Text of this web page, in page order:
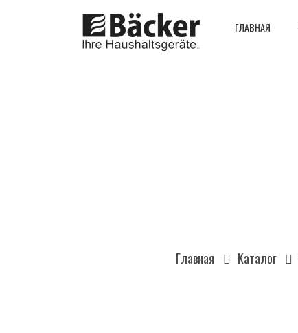
ГЛАВНАЯ
Главная Каталог